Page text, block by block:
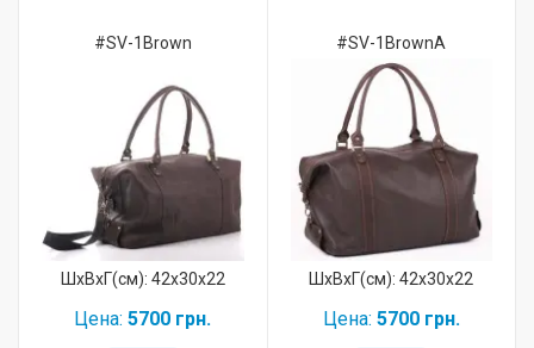
#SV-1Brown
ШхВхГ(см): 42x30x22
Цена: 5700 грн.
#SV-1BrownA
ШхВхГ(см): 42x30x22
Цена: 5700 грн.